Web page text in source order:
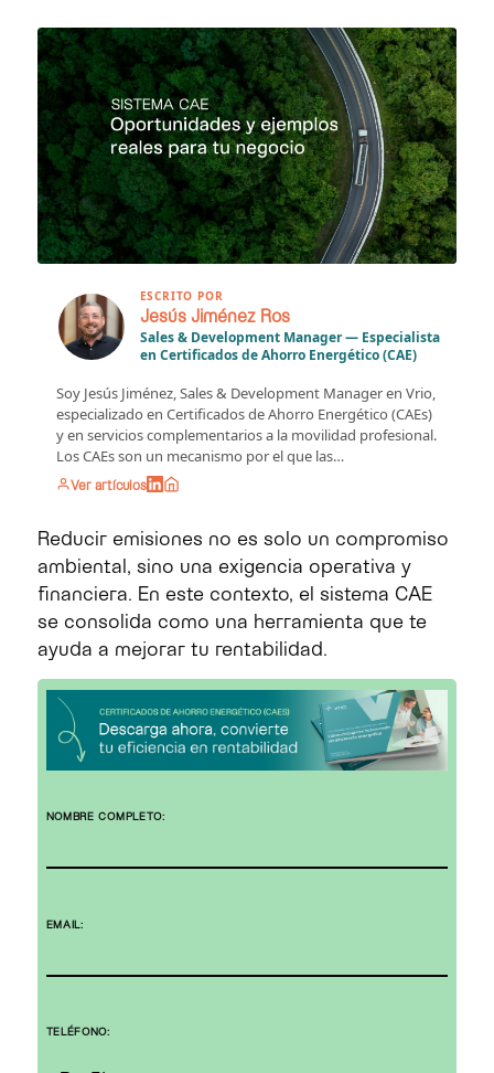
ESCRITO POR
Jesús Jiménez Ros
Sales & Development Manager — Especialista
en Certificados de Ahorro Energético (CAE)
Soy Jesús Jiménez, Sales & Development Manager en Vrio,
especializado en Certificados de Ahorro Energético (CAEs)
y en servicios complementarios a la movilidad profesional.
Los CAEs son un mecanismo por el que las…
Ver artículos
Reducir emisiones no es solo un compromiso
ambiental, sino una exigencia operativa y
financiera. En este contexto, el sistema CAE
se consolida como una herramienta que te
ayuda a mejorar tu rentabilidad.
NOMBRE COMPLETO:
EMAIL:
TELÉFONO: